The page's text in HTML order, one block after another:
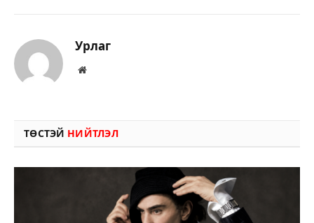
Урлаг
Вэбсайт
ТӨСТЭЙ НИЙТЛЭЛ